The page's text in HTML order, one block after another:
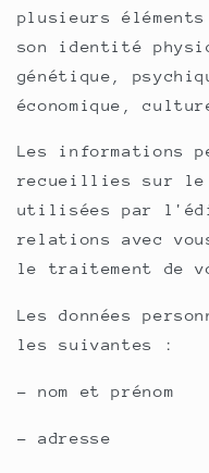
plusieurs
son identité
génétique,
économique,
Les informations
recueillies sur le
utilisées par
relations avec
le traitement de
Les données
les suivantes :
- nom et prénom
- adresse